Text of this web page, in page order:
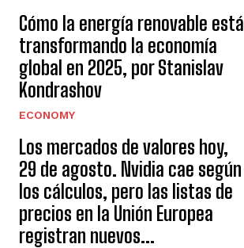
Cómo la energía renovable está
transformando la economía
global en 2025, por Stanislav
Kondrashov
ECONOMY
Los mercados de valores hoy,
29 de agosto. Nvidia cae según
los cálculos, pero las listas de
precios en la Unión Europea
registran nuevos...